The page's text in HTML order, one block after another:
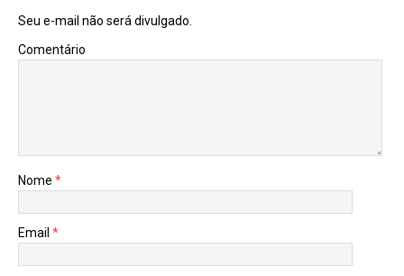
Seu e-mail não será divulgado.
Comentário
Nome *
Email *